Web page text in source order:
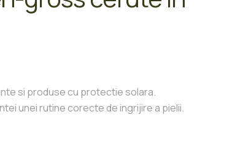
si produse cu protectie solara.
unei rutine corecte de ingrijire a pielii.